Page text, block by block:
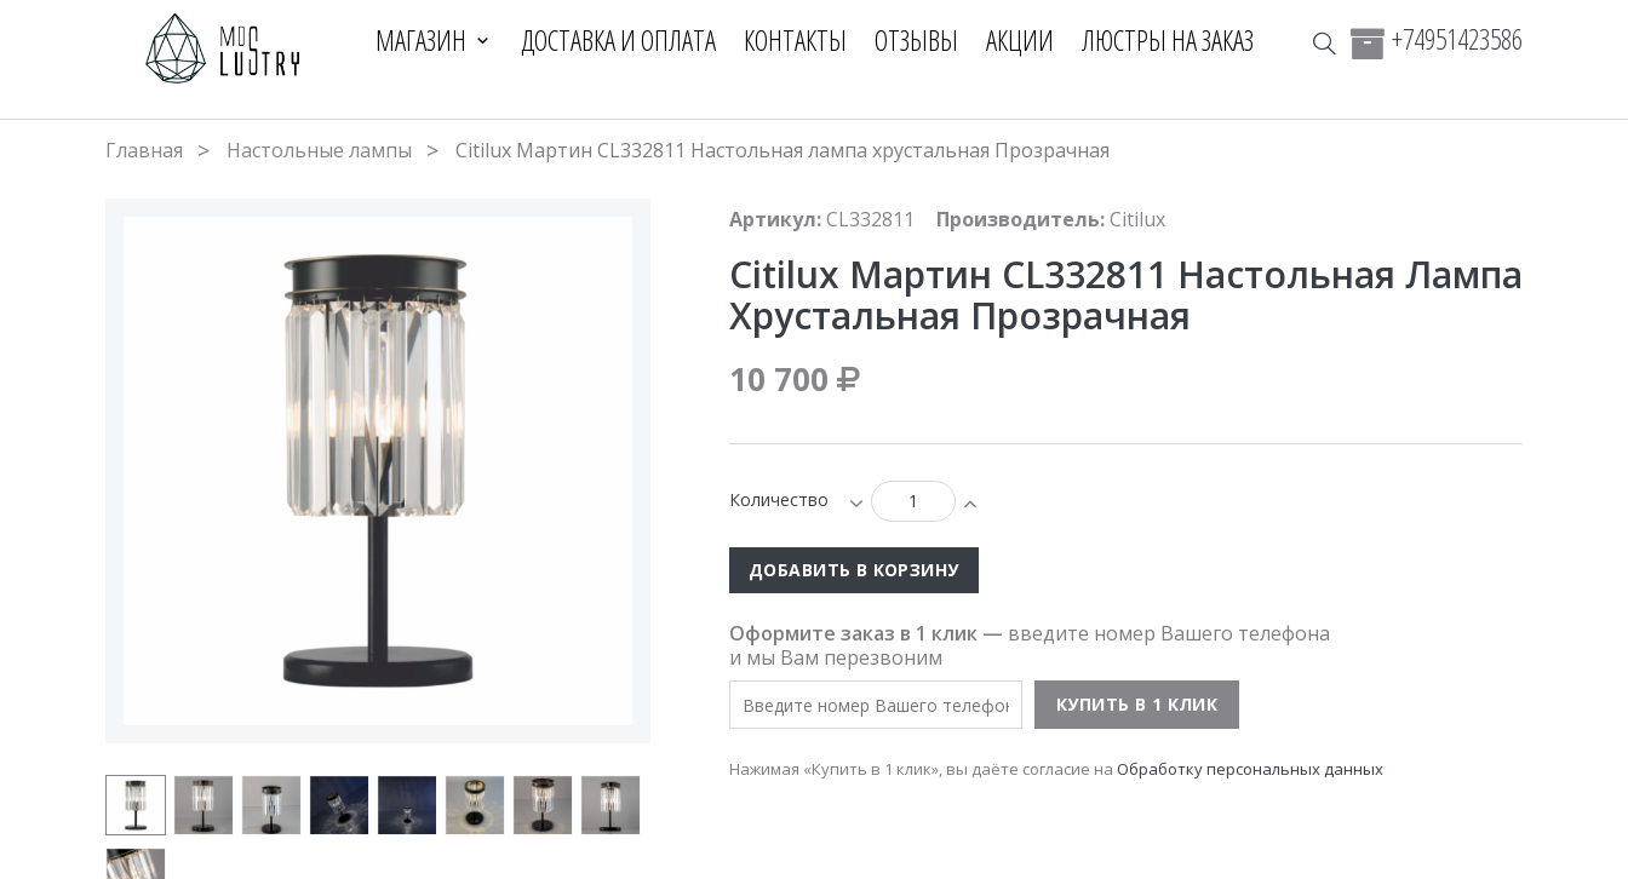
МАГАЗИН ДОСТАВКА И ОПЛАТА КОНТАКТЫ ОТЗЫВЫ АКЦИИ ЛЮСТРЫ НА ЗАКАЗ +74951423586
Главная Настольные лампы Citilux Мартин CL332811 Настольная лампа хрустальная Прозрачная
Артикул:CL332811 Производитель:Citilux
Citilux Мартин CL332811 Настольная Лампа
Хрустальная Прозрачная
10 700
Количество
ДОБАВИТЬ В КОРЗИНУ
Оформите заказ в 1 клик — введите номер Вашего телефона
и мы Вам перезвоним
Нажимая «Купить в 1 клик», вы даёте согласие на Обработку персональных данных